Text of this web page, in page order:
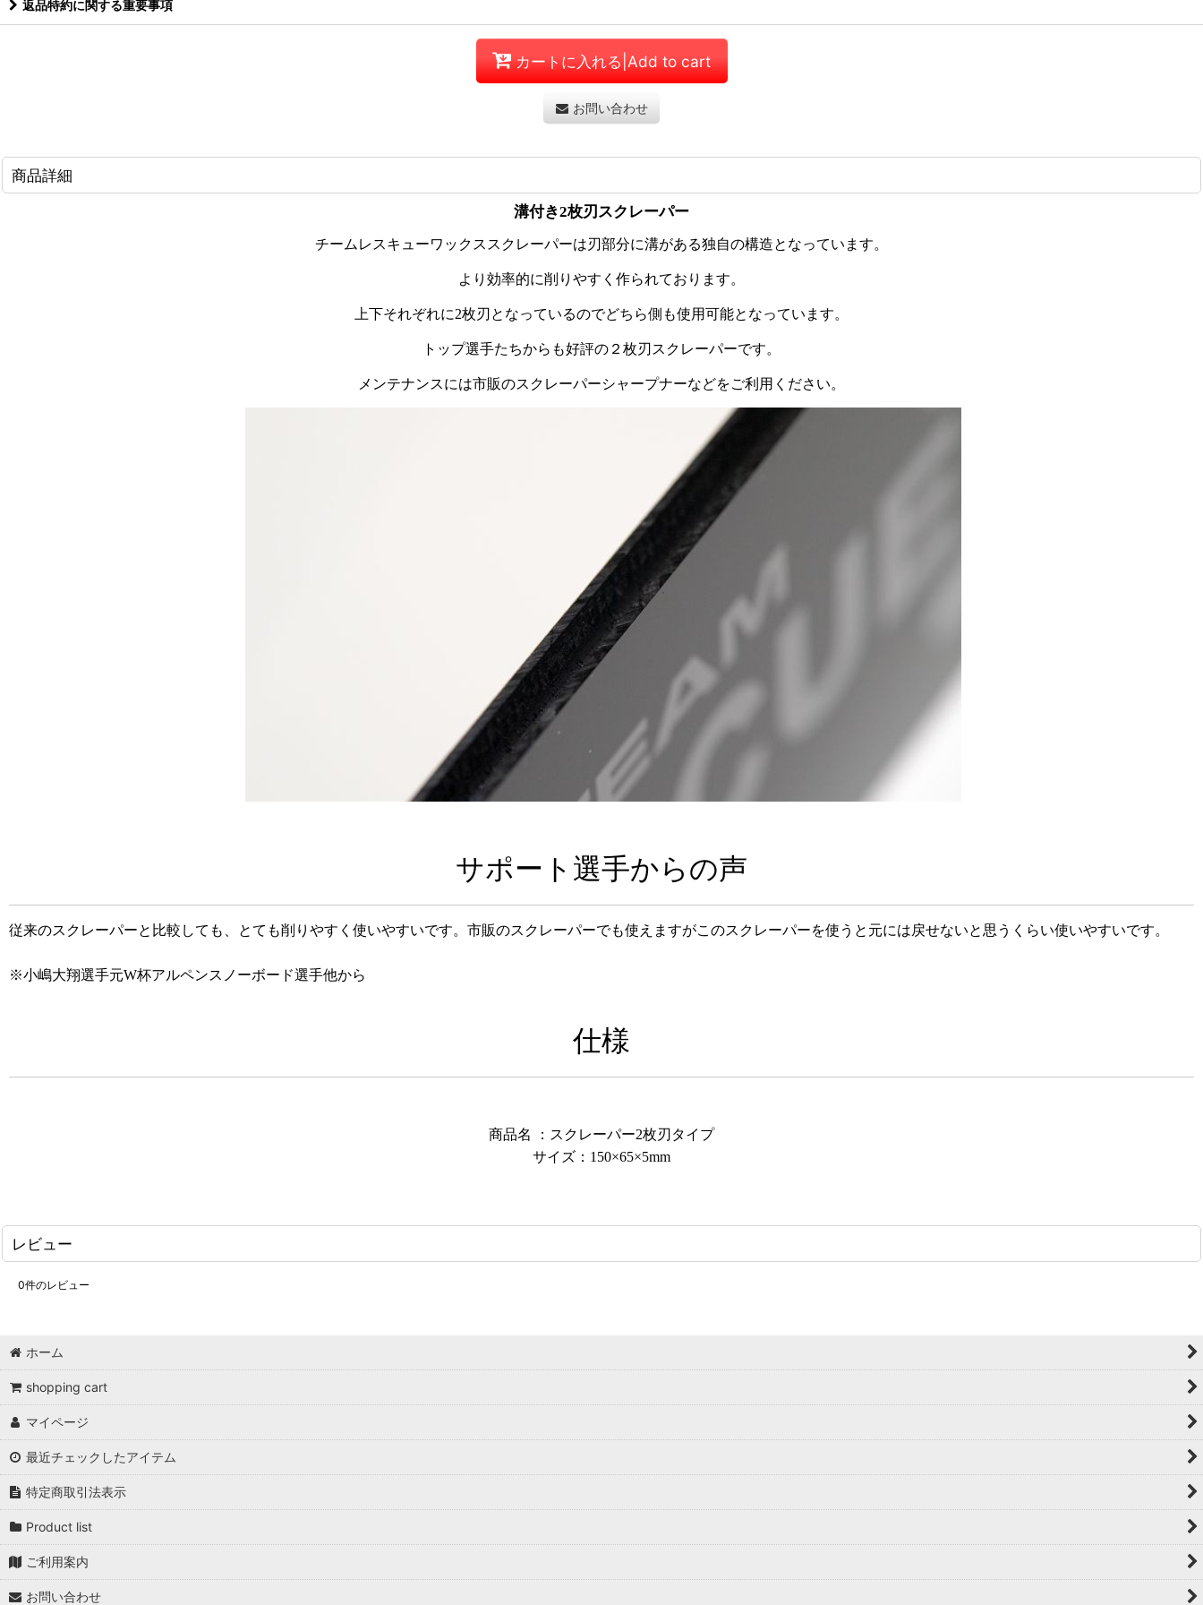
返品特約に関する重要事項
カートに入れる|Add to cart
お問い合わせ
商品詳細
溝付き2枚刃スクレーパー
チームレスキューワックススクレーパーは刃部分に溝がある独自の構造となっています。
より効率的に削りやすく作られております。
上下それぞれに2枚刃となっているのでどちら側も使用可能となっています。
トップ選手たちからも好評の２枚刃スクレーパーです。
メンテナンスには市販のスクレーパーシャープナーなどをご利用ください。
サポート選手からの声
従来のスクレーパーと比較しても、とても削りやすく使いやすいです。市販のスクレーパーでも使えますがこのスクレーパーを使うと元には戻せないと思うくらい使いやすいです。
※小嶋大翔選手元W杯アルペンスノーボード選手他から
仕様
商品名 ：スクレーパー2枚刃タイプ
サイズ：150×65×5mm
レビュー
0件のレビュー
ホーム
shopping cart
マイページ
最近チェックしたアイテム
特定商取引法表示
Product list
ご利用案内
お問い合わせ